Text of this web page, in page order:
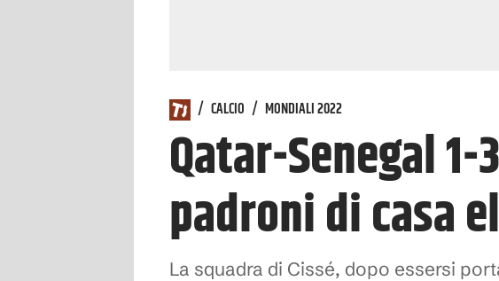
/ CALCIO / MONDIALI 2022
Qatar-Senegal
padroni di casa
La squadra di Cissé, dopo essersi